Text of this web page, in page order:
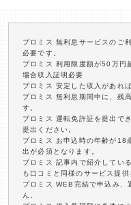
プロミス 無利息サービスのご
必要です。
プロミス 利用限度額が50万円
場合収入証明必要
プロミス 安定した収入があれ
プロミス 無利息期間中に、残
す。
プロミス 運転免許証を提出で
提出ください。
プロミス お申込時の年齢が18
出が必須となります。
プロミス 記事内で紹介してい
も口コミと同様のサービス提
プロミス WEB完結で申込み、
ん。